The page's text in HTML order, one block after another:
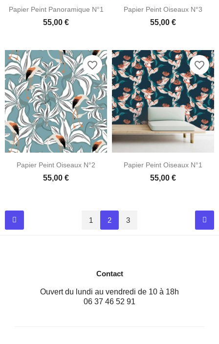
Papier Peint Panoramique N°1
55,00 €
Papier Peint Oiseaux N°3
55,00 €
Papier Peint Oiseaux N°2
55,00 €
favorite_border
Papier Peint Oiseaux N°1
55,00 €
favorite_border
1 2 3
Contact
Ouvert du lundi au vendredi de 10 à 18h
06 37 46 52 91